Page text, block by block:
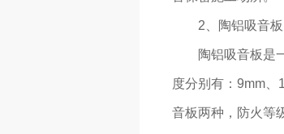
2、陶铝吸音板
陶铝吸音板是
度分别有：9mm
音板两种，防火等